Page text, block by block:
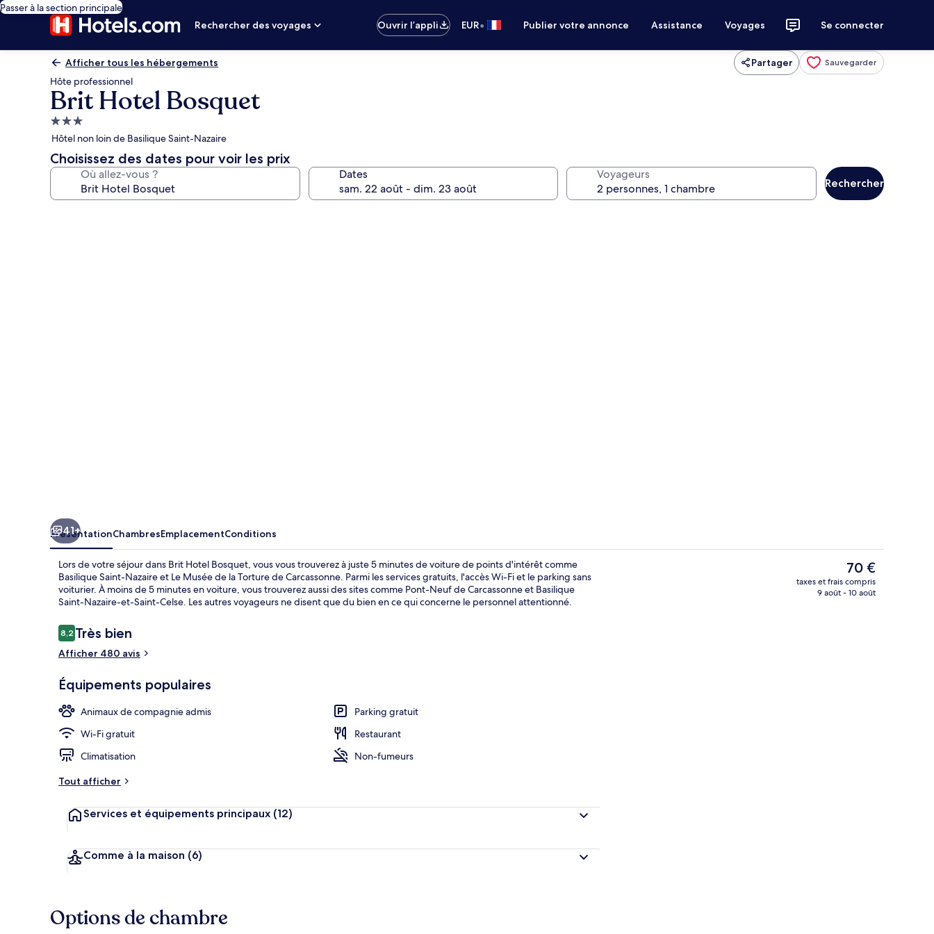
Passer à la section principale
Rechercher des voyages
Ouvrir l’appli EUR• Publier votre annonce Assistance Voyages Se connecter
Afficher tous les hébergements Partager Sauvegarder
Hôte professionnel
Brit Hotel Bosquet
Hébergement
3.0 étoiles
Hôtel non loin de Basilique Saint-Nazaire
Choisissez des dates pour voir les prix
Où allez-vous ? Dates Voyageurs
Rechercher
41+
PrésentationChambresEmplacementConditions
Lors de votre séjour dans Brit Hotel Bosquet, vous vous trouverez à juste 5 minutes de voiture de points d'intérêt comme
Basilique Saint-Nazaire et Le Musée de la Torture de Carcassonne. Parmi les services gratuits, l'accès Wi-Fi et le parking sans
voiturier. À moins de 5 minutes en voiture, vous trouverez aussi des sites comme Pont-Neuf de Carcassonne et Basilique
Saint-Nazaire-et-Saint-Celse. Les autres voyageurs ne disent que du bien en ce qui concerne le personnel attentionné.
Avis
voyageurs
8,28,2 sur 10
Très bien
Afficher 480 avis
Équipements populaires
Animaux de compagnie admis
Parking gratuit
Wi-Fi gratuit
Restaurant
Climatisation
Non-fumeurs
Tout afficher
Services et équipements principaux (12)
Comme à la maison (6)
Le
prix
actuel
70 €
taxes et frais compris
9 août - 10 août
Options de chambre